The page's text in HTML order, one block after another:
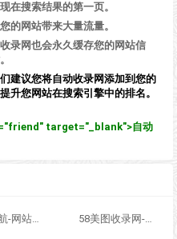
在搜索结果的第一页。
的网站带来大量流量。
录网也会永久缓存您的网站信
建议您将自动收录网添加到您的
升您网站在搜索引擎中的排名。
target="_blank">自动
-网址收录-自动秒收录 58美图收录网-自动收录网站-流量交换-自动链